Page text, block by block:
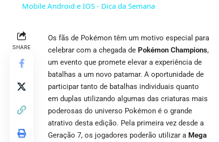
Mobile Android e IOS - Dica da Semana
SHARE
Os fãs de Pokémon têm um motivo especial para
celebrar com a chegada de Pokémon Champions,
um evento que promete elevar a experiência de
batalhas a um novo patamar. A oportunidade de
participar tanto de batalhas individuais quanto
em duplas utilizando algumas das criaturas mais
poderosas do universo Pokémon é o grande
atrativo desta edição. Pela primeira vez desde a
Geração 7, os jogadores poderão utilizar a Mega